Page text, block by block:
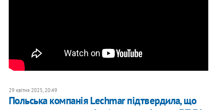
29 квітня 2025, 20:49
Польська компанія Lechmar підтвердила, що